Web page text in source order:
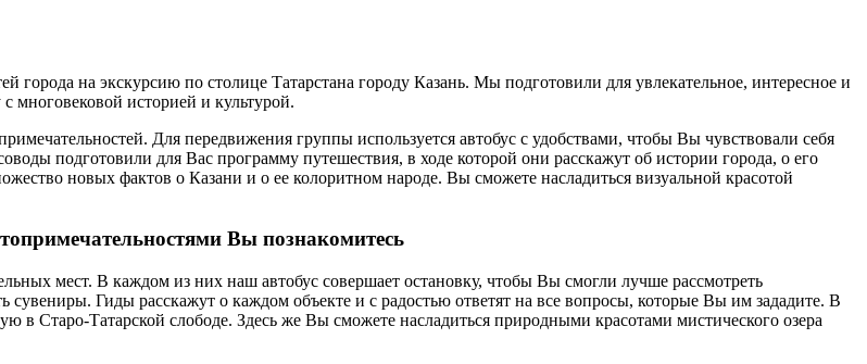
города на экскурсию по столице Татарстана городу Казань. Мы подготовили для увлекательное, интересное и
многовековой историей и культурой.
Для передвижения группы используется автобус с удобствами, чтобы Вы чувствовали себя
подготовили для Вас программу путешествия, в ходе которой они расскажут об истории города, о его
новых фактов о Казани и о ее колоритном народе. Вы сможете насладиться визуальной красотой
Вы познакомитесь
мест. В каждом из них наш автобус совершает остановку, чтобы Вы смогли лучше рассмотреть
сувениры. Гиды расскажут о каждом объекте и с радостью ответят на все вопросы, которые Вы им зададите. В
Старо-Татарской слободе. Здесь же Вы сможете насладиться природными красотами мистического озера